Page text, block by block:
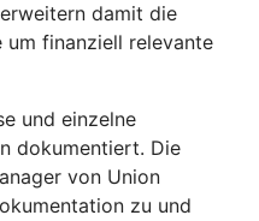
damit die
um finanziell relevante
und einzelne
dokumentiert. Die
von Union
zu und